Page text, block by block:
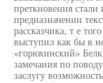
преткновения
предназначении
рассказчика, т е
выступил как бы в
«горюхинский»
замечания по
заслугу